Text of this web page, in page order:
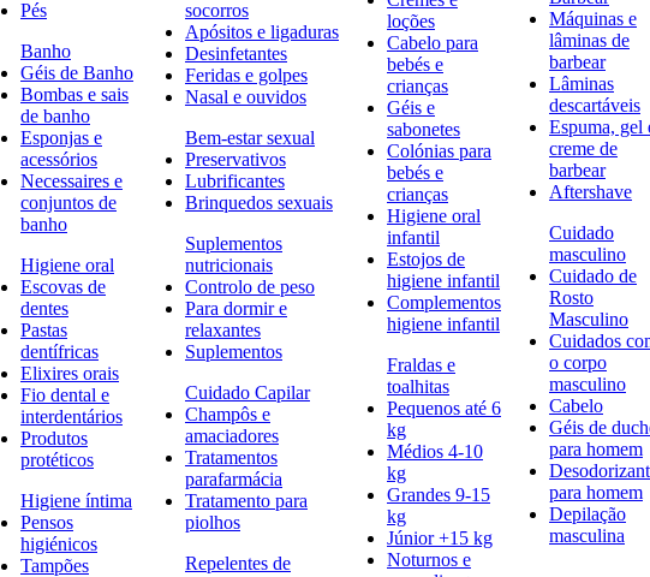
Pés
Banho
Géis de Banho
Bombas e sais
de banho
Esponjas e
acessórios
Necessaires e
conjuntos de
banho
Higiene oral
Escovas de
dentes
Pastas
dentífricas
Elixires orais
Fio dental e
interdentários
Produtos
protéticos
Higiene íntima
Pensos
higiénicos
Tampões
socorros
Apósitos e ligaduras
Desinfetantes
Feridas e golpes
Nasal e ouvidos
Bem-estar sexual
Preservativos
Lubrificantes
Brinquedos sexuais
Suplementos
nutricionais
Controlo de peso
Para dormir e
relaxantes
Suplementos
Cuidado Capilar
Champôs e
amaciadores
Tratamentos
parafarmácia
Tratamento para
piolhos
Repelentes de
loções
Cabelo para
bebés e
crianças
Géis e
sabonetes
Colónias para
bebés e
crianças
Higiene oral
infantil
Estojos de
higiene infantil
Complementos
higiene infantil
Fraldas e
toalhitas
Pequenos até 6
kg
Médios 4-10
kg
Grandes 9-15
kg
Júnior +15 kg
Noturnos e
Máquinas e
lâminas de
barbear
Lâminas
descartáveis
Espuma, gel
creme de
barbear
Aftershave
Cuidado
masculino
Cuidado de
Rosto
Masculino
Cuidados
o corpo
masculino
Cabelo
Géis de
para homem
para homem
Depilação
masculina